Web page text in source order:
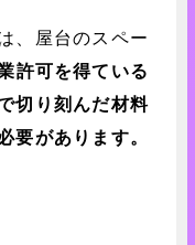
、屋台のスペー
許可を得ている
切り刻んだ材料
要があります。